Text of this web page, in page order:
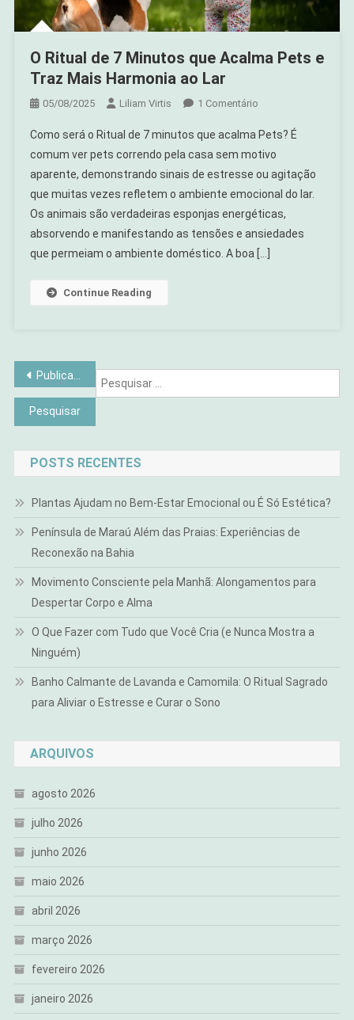
O Ritual de 7 Minutos que Acalma Pets e
Traz Mais Harmonia ao Lar
05/08/2025 Liliam Virtis 1 ComentárioEm
Ritual
De
7
Minutos
Que
Acalma
Pets
Como será o Ritual de 7 minutos que acalma Pets? É
comum ver pets correndo pela casa sem motivo
aparente, demonstrando sinais de estresse ou agitação
que muitas vezes refletem o ambiente emocional do lar.
Os animais são verdadeiras esponjas energéticas,
absorvendo e manifestando as tensões e ansiedades
que permeiam o ambiente doméstico. A boa […]
Continue Reading
Navegação
por
Publicações mais antigas
POSTS RECENTES
Plantas Ajudam no Bem-Estar Emocional ou É Só Estética?
Península de Maraú Além das Praias: Experiências de
Reconexão na Bahia
Movimento Consciente pela Manhã: Alongamentos para
Despertar Corpo e Alma
O Que Fazer com Tudo que Você Cria (e Nunca Mostra a
Ninguém)
Banho Calmante de Lavanda e Camomila: O Ritual Sagrado
para Aliviar o Estresse e Curar o Sono
ARQUIVOS
agosto 2026
julho 2026
junho 2026
maio 2026
abril 2026
março 2026
fevereiro 2026
janeiro 2026